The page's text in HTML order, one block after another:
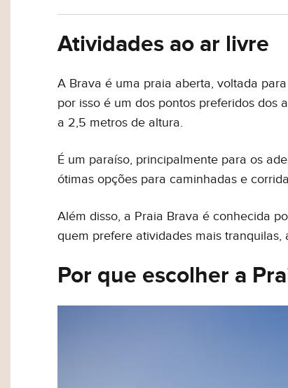
Atividades ao ar livre
A Brava é uma praia aberta, voltada
por isso é um dos pontos preferidos dos
a 2,5 metros de altura.
É um paraíso, principalmente para os
ótimas opções para caminhadas e
Além disso, a Praia Brava é conhecida
quem prefere atividades mais
Por que escolher a